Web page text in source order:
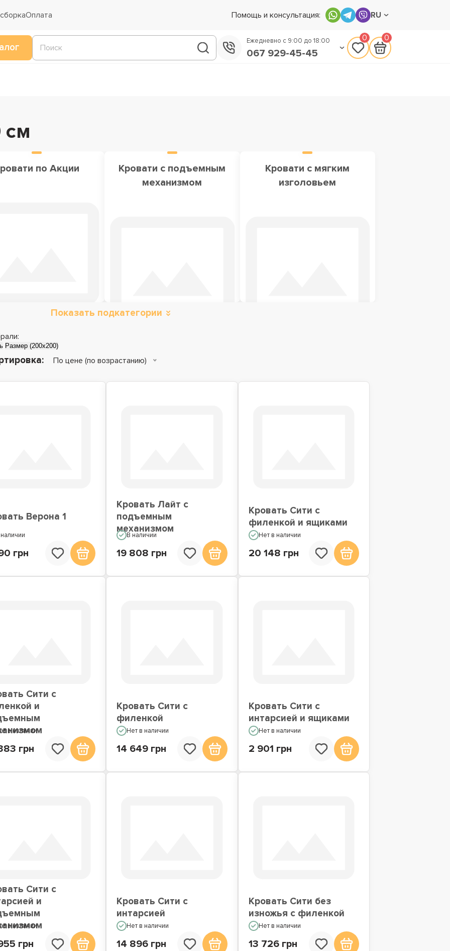
Оплата Помощь и консультация: RU
Ежедневно с 9:00 до 18:00
067 929-45-45
0 0
см
по Акции
Кровати с подъемным
механизмом
Кровати с мягким
изголовьем
Металлические
кровати
Детские кровати
Показать подкатегории
Размер (200x200)
По цене (по возрастанию)
Верона 1
грн
Кровать Лайт с
подъемным
механизмом
В наличии
19 808 грн
Кровать Сити с
филенкой и ящиками
Нет в наличии
20 148 грн
Сити с
и
в наличии
грн
Кровать Сити с
филенкой
Нет в наличии
14 649 грн
Кровать Сити с
интарсией и ящиками
Нет в наличии
2 901 грн
Сити с
и
в наличии
грн
Кровать Сити с
интарсией
Нет в наличии
14 896 грн
Кровать Сити без
изножья с филенкой
Нет в наличии
13 726 грн